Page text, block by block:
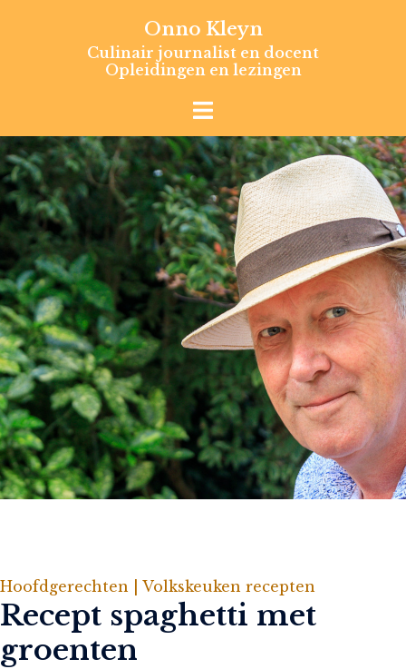
Onno Kleyn
Culinair journalist en docent
Opleidingen en lezingen
Hoofdgerechten | Volkskeuken recepten
Recept spaghetti met
groenten